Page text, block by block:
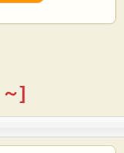
で送らせていただきま
]